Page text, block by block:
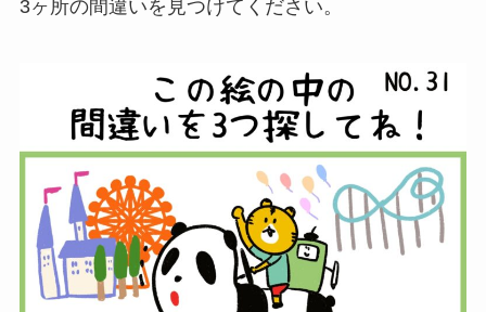
3ヶ所の間違いを見つけてください。